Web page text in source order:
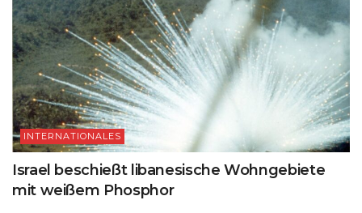
INTERNATIONALES
Israel beschießt libanesische Wohngebiete
mit weißem Phosphor